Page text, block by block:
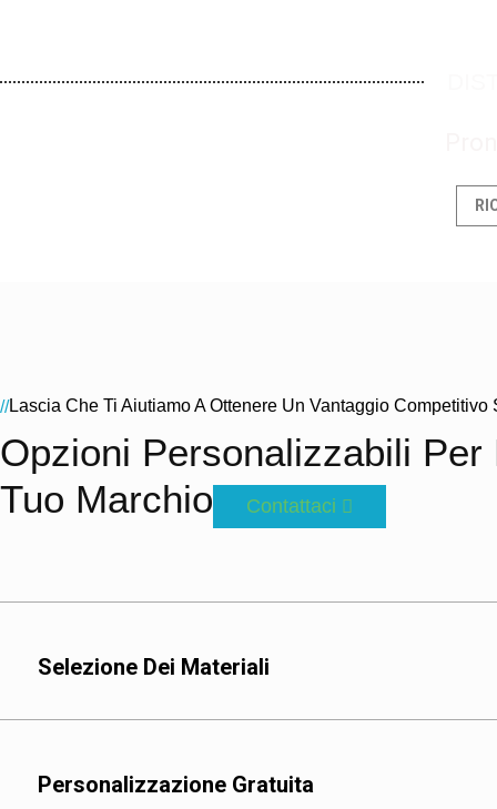
//Lascia Che Ti Aiutiamo A Ottenere Un Vantaggio Competitivo
Opzioni Personalizzabili
Tuo Marchio
Contattaci
Selezione Dei Materiali
Personalizzazione Gratuita